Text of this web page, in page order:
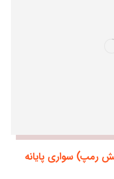
سواری پایانه